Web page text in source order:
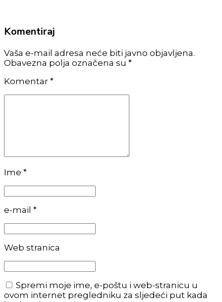
Komentiraj
Vaša e-mail adresa neće biti javno objavljena.
Obavezna polja označena su *
Komentar *
Ime *
e-mail *
Web stranica
Spremi moje ime, e-poštu i web-stranicu u
ovom internet pregledniku za sljedeći put kada